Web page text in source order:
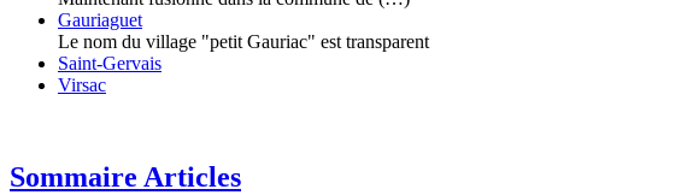
Gauriaguet
Le nom du village "petit Gauriac" est transparent
Saint-Gervais
Virsac
Sommaire Articles